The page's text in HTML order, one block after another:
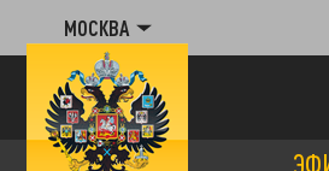
МОСКВА